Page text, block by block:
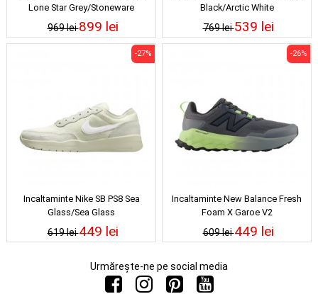
Lone Star Grey/Stoneware
969 lei899 lei
Black/Arctic White
769 lei539 lei
Incaltaminte Nike SB PS8 Sea
Glass/Sea Glass
619 lei
-27%
449 lei
Incaltaminte New Balance Fresh
Foam X Garoe V2
Castlerock/Afterglow/Dry Lime
609 lei
-26%
449 lei
Urmărește-ne pe social media